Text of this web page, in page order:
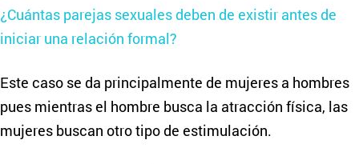
¿Cuántas parejas sexuales deben de existir antes de
iniciar una relación formal?
Este caso se da principalmente de mujeres a hombres
pues mientras el hombre busca la atracción física, las
mujeres buscan otro tipo de estimulación.